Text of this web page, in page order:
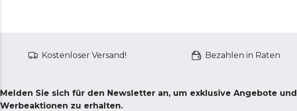
Kostenloser Versand! Bezahlen in Raten
Melden Sie sich für den Newsletter an, um exklusive Angebote und
Werbeaktionen zu erhalten.